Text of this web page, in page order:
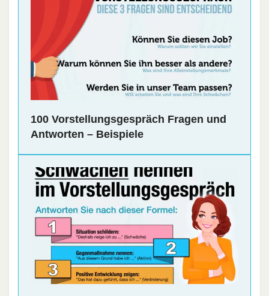
100 Vorstellungsgespräch Fragen und
Antworten – Beispiele